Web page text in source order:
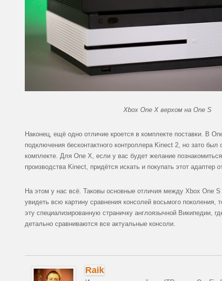
Xbox One X верхом на One S
Наконец, ещё одно отличие кроется в комплекте поставки. В
подключения бесконтактного контроллера Kinect 2, но зато был
комплекте. Для One X, если у вас будет желание
производства Kinect, придётся искать и покупать этот адаптер
На этом у нас всё. Таковы основные отличия между Xbox One
увидеть всю картину сравнения консолей восьмого поколения,
эту специализированную страничку англоязычной Википедии,
детально сравниваются все актуальные консоли.
Raik